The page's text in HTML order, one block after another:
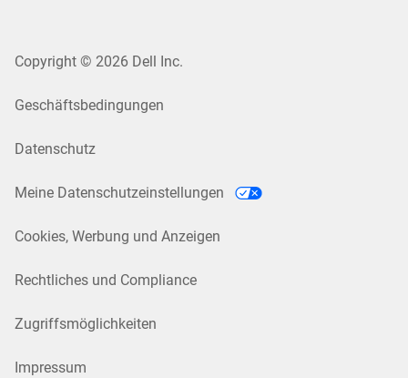
Copyright © 2026 Dell Inc.
Geschäftsbedingungen
Datenschutz
Meine Datenschutzeinstellungen
Cookies, Werbung und Anzeigen
Rechtliches und Compliance
Zugriffsmöglichkeiten
Impressum